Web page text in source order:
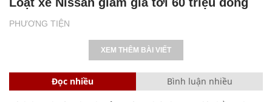
PHƯƠNG TIỆN
XEM THÊM BÀI VIẾT
Đọc nhiều Bình luận nhiều